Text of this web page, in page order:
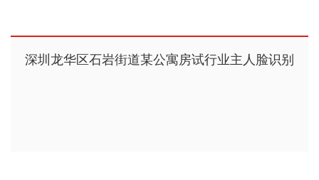
深圳龙华区石岩街道某公寓房试行业主人脸识别